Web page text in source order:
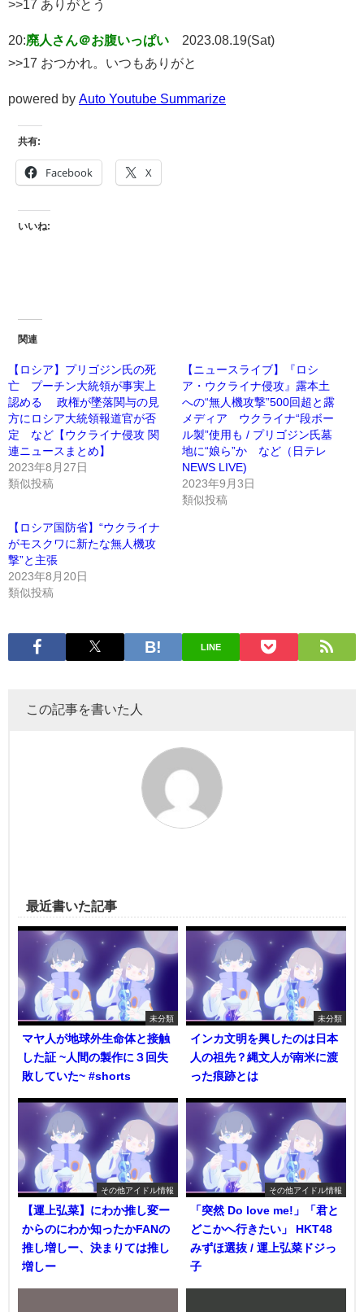
>>17 ありがとう
20:廃人さん＠お腹いっぱい
2023.08.19(Sat)
>>17 おつかれ。いつもありがと
powered by Auto Youtube Summarize
共有:
Facebook X
いいね:
関連
【ロシア】プリゴジン氏の死
亡 プーチン大統領が事実上
認める 政権が墜落関与の見
方にロシア大統領報道官が否
定 など【ウクライナ侵攻 関
連ニュースまとめ】
2023年8月27日
類似投稿
【ニュースライブ】『ロシ
ア・ウクライナ侵攻』露本土
への“無人機攻撃”500回超と露
メディア ウクライナ“段ボー
ル製”使用も / プリゴジン氏墓
地に“娘ら”か など（日テレ
NEWS LIVE)
2023年9月3日
類似投稿
【ロシア国防省】“ウクライナ
がモスクワに新たな無人機攻
撃”と主張
2023年8月20日
類似投稿
LINE
この記事を書いた人
最近書いた記事
未分類
マヤ人が地球外生命体と接触
した証 ~人間の製作に３回失
敗していた~ #shorts
未分類
インカ文明を興したのは日本
人の祖先？縄文人が南米に渡
った痕跡とは
その他アイドル情報
【運上弘菜】にわか推し変ー
からのにわか知ったかFANの
推し増しー、決まりては推し
増しー
その他アイドル情報
「突然 Do love me!」「君と
どこかへ行きたい」 HKT48
みずほ選抜 / 運上弘菜ドジっ
子